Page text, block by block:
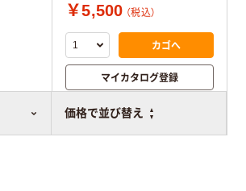
価格で並び替え
￥5,500 （税込）
カゴへ
マイカタログ登録
比較表に追加